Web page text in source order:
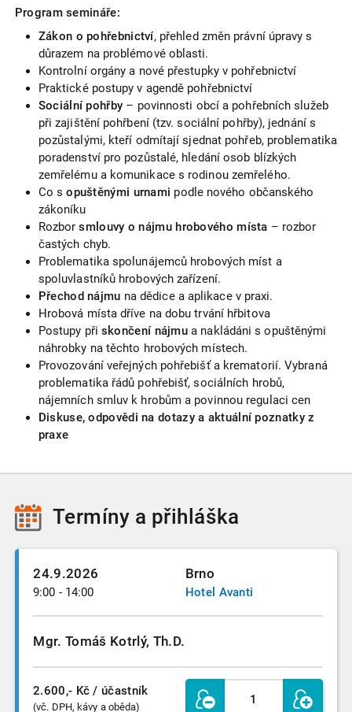
Program semináře:
Zákon o pohřebnictví, přehled změn právní úpravy s
důrazem na problémové oblasti.
Kontrolní orgány a nové přestupky v pohřebnictví
Praktické postupy v agendě pohřebnictví
Sociální pohřby – povinnosti obcí a pohřebních služeb
při zajištění pohřbení (tzv. sociální pohřby), jednání s
pozůstalými, kteří odmítají sjednat pohřeb, problematika
poradenství pro pozůstalé, hledání osob blízkých
zemřelému a komunikace s rodinou zemřelého.
Co sopuštěnými urnami podle nového občanského
zákoníku
Rozborsmlouvy o nájmu hrobového místa – rozbor
častých chyb.
Problematika spolunájemců hrobových míst a
spoluvlastníků hrobových zařízení.
Přechod nájmu na dědice a aplikace v praxi.
Hrobová místa dříve na dobu trvání hřbitova
Postupy při skončení nájmu a nakládáni s opuštěnými
náhrobky na těchto hrobových místech.
Provozování veřejných pohřebišť a krematorií. Vybraná
problematika řádů pohřebišť, sociálních hrobů,
nájemních smluv k hrobům a povinnou regulaci cen
Diskuse, odpovědi na dotazy a aktuální poznatky z
praxe
Termíny a přihláška
24.9.2026 Brno
Hotel Avanti
9:00 - 14:00
Mgr. Tomáš Kotrlý, Th.D.
2.600,- Kč / účastník
(vč. DPH, kávy a oběda)